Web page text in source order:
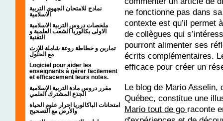
نمادج للامتحان الجهوي التربية
الاسلامية
ملخصات دروس التربية الاسلامية
الاولى بكالوريا الشعب العلمية و
التقنية
تمارين و خطاطة روعة شاملة للإرث
مع الحلول
Logiciel pour aider les
enseignants à gérer facilement
et efficacement leurs notes.
مقرر دروس مادة التربية الإسلامية
الجذع المشترك العلمي
امتحانات الباكالوريا احرار علوم الحياة
والأرض مع التصحيح
ne fonctionne pas dans
contexte est qu’il permet
de collègues qui
pourront alimenter ses
écrits complémentaires.
efficace pour créer un
Le blog de Mario
Québec, constitue une
Mario tout de go raconte